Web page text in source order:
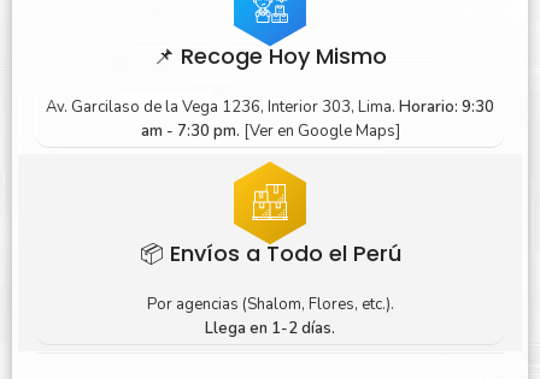
📌 Recoge Hoy Mismo
Av. Garcilaso de la Vega 1236, Interior 303, Lima. Horario: 9:30
am - 7:30 pm. [Ver en Google Maps]
📦 Envíos a Todo el Perú
Por agencias (Shalom, Flores, etc.).
Llega en 1-2 días.